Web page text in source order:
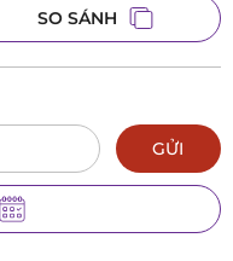
SO SÁNH
GỬI